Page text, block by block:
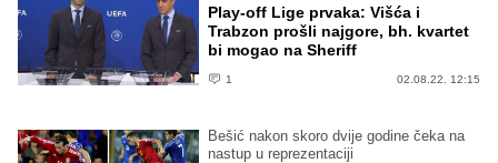
Play-off Lige prvaka: Višća i
Trabzon prošli najgore, bh. kvartet
bi mogao na Sheriff
1 02.08.22. 12:15
Bešić nakon skoro dvije godine čeka na
nastup u reprezentaciji